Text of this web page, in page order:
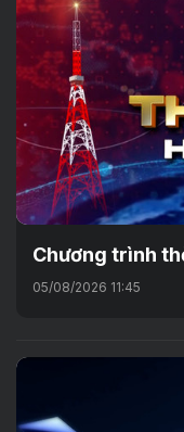
Chương trình
05/08/2026 11:45